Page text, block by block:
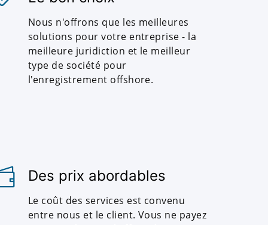
Nous n'offrons que les meilleures
solutions pour votre entreprise - la
meilleure juridiction et le meilleur
type de société pour
l'enregistrement offshore.
Des prix abordables
Le coût des services est convenu
entre nous et le client. Vous ne payez